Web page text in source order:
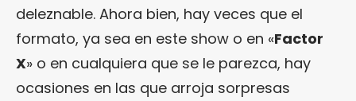
deleznable. Ahora bien, hay veces que el
formato, ya sea en este show o en «Factor
X» o en cualquiera que se le parezca, hay
ocasiones en las que arroja sorpresas